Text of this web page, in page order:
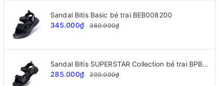
Sandal Bitis Basic bé trai BEB008200
345.000₫
360.000₫
Sandal Bitis SUPERSTAR Collection bé trai BPB002300
285.000₫
300.000₫